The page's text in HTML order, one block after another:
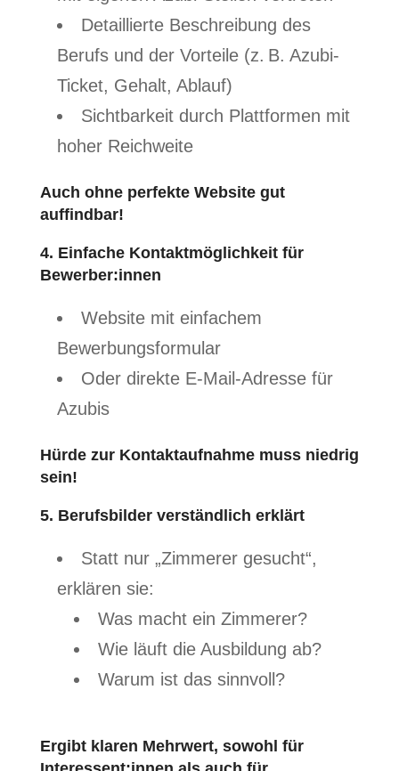
Detaillierte Beschreibung des
Berufs und der Vorteile (z. B. Azubi-
Ticket, Gehalt, Ablauf)
Sichtbarkeit durch Plattformen mit
hoher Reichweite
Auch ohne perfekte Website gut
auffindbar!
4. Einfache Kontaktmöglichkeit für
Bewerber:innen
Website mit einfachem
Bewerbungsformular
Oder direkte E-Mail-Adresse für
Azubis
Hürde zur Kontaktaufnahme muss niedrig
sein!
5. Berufsbilder verständlich erklärt
Statt nur „Zimmerer gesucht“,
erklären sie:
Was macht ein Zimmerer?
Wie läuft die Ausbildung ab?
Warum ist das sinnvoll?
Ergibt klaren Mehrwert, sowohl für